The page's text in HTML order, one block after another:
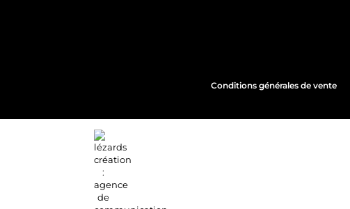
Conditions générales de vente